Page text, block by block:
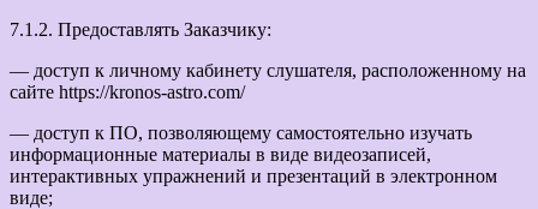
7.1.2. Предоставлять Заказчику:
— доступ к личному кабинету слушателя, расположенному на
сайте https://kronos-astro.com/
— доступ к ПО, позволяющему самостоятельно изучать
информационные материалы в виде видеозаписей,
интерактивных упражнений и презентаций в электронном
виде;